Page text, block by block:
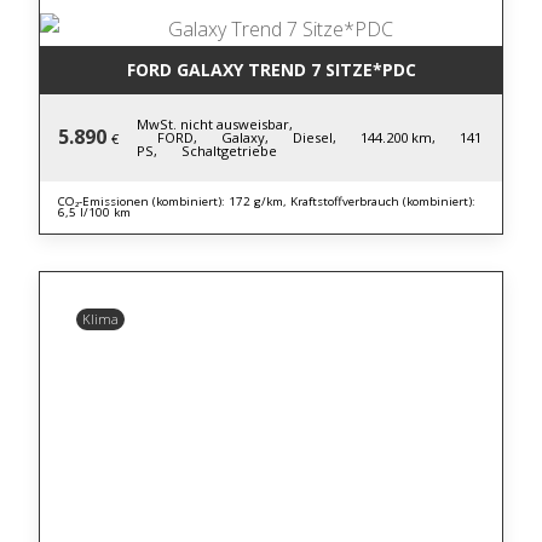
FORD GALAXY TREND 7 SITZE*PDC
5.890 €
MwSt. nicht ausweisbar,
FORD, Galaxy, Diesel, 144.200 km, 141
PS, Schaltgetriebe
CO₂-Emissionen (kombiniert): 172 g/km, Kraftstoffverbrauch (kombiniert):
6,5 l/100 km
Klima